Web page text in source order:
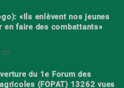
«Ils enlèvent nos jeunes
en faire des combattants»
du 1e Forum des
(FOPAT) 13262 vues